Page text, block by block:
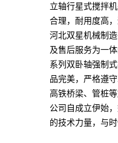
立轴行星式搅拌
合理，耐用度高
河北双星机械制
及售后服务为一
系列双卧轴强制
品完美，严格遵
高铁桥梁、管桩
公司自成立伊始
的技术力量，与